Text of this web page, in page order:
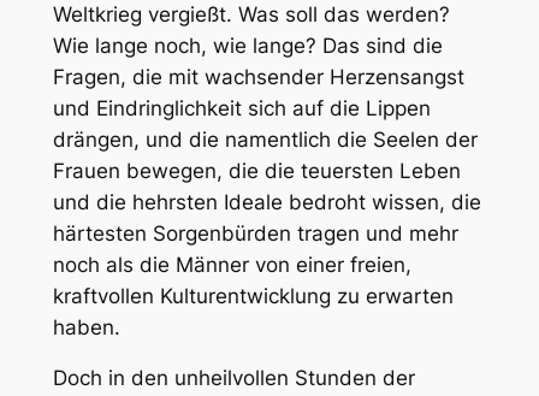
Weltkrieg vergießt. Was soll das werden?
Wie lange noch, wie lange? Das sind die
Fragen, die mit wachsender Herzensangst
und Eindringlichkeit sich auf die Lippen
drängen, und die namentlich die Seelen der
Frauen bewegen, die die teuersten Leben
und die hehrsten Ideale bedroht wissen, die
härtesten Sorgenbürden tragen und mehr
noch als die Männer von einer freien,
kraftvollen Kulturentwicklung zu erwarten
haben.
Doch in den unheilvollen Stunden der